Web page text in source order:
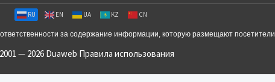
RU EN UA KZ CN
за содержание информации, которую размещают посетители
— 2026 Duaweb Правила использования